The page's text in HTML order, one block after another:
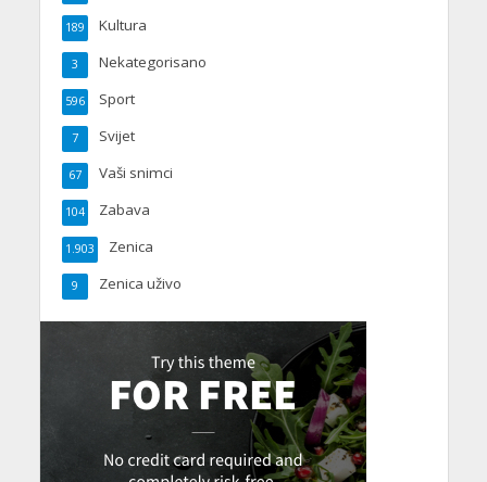
Kultura
189
Nekategorisano
3
Sport
596
Svijet
7
Vaši snimci
67
Zabava
104
Zenica
1.903
Zenica uživo
9